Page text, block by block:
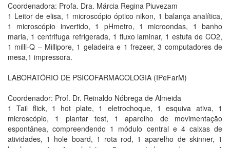
Coordenadora: Profa. Dra. Márcia Regina Piuvezam
1 Leitor de elisa, 1 microscópio óptico nikon, 1 balança analítica,
1 microscópio invertido, 1 pHmetro, 1 microondas, 1 banho
maria, 1 centrifuga refrigerada, 1 fluxo laminar, 1 estufa de CO2,
1 milli-Q – Millipore, 1 geladeira e 1 frezeer, 3 computadores de
mesa,1 impressora.
LABORATÓRIO DE PSICOFARMACOLOGIA (IPeFarM)
Coordenador: Prof. Dr. Reinaldo Nóbrega de Almeida
1 Tail flick, 1 hot plate, 1 eletrochoque, 1 esquiva ativa, 1
microscópio, 1 plantar test, 1 aparelho de movimentação
espontânea, compreendendo 1 módulo central e 4 caixas de
atividades, 1 hole board, 1 rota rod, 1 aparelho de skinner, 1